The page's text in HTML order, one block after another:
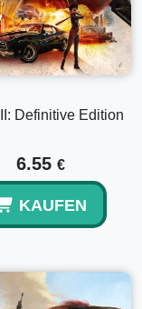
Definitive Edition
6.55 €
KAUFEN